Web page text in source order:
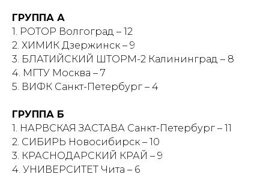
ГРУППА А
1. РОТОР Волгоград – 12
2. ХИМИК Дзержинск – 9
3. БЛАТИЙСКИЙ ШТОРМ-2 Калининград – 8
4. МГТУ Москва – 7
5. ВИФК Санкт-Петербург – 4
ГРУППА Б
1. НАРВСКАЯ ЗАСТАВА Санкт-Петербург – 11
2. СИБИРЬ Новосибирск – 10
3. КРАСНОДАРСКИЙ КРАЙ – 9
4. УНИВЕРСИТЕТ Чита – 6